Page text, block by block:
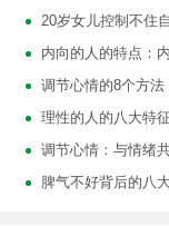
20岁女儿控制不住
内向的人的特点：
调节心情的8个方法
理性的人的八大特征
调节心情：与情绪
脾气不好背后的八